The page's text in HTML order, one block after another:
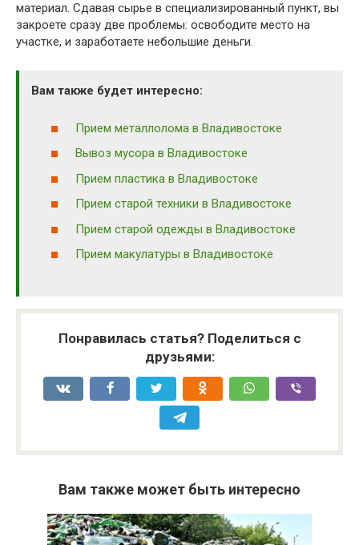
материал. Сдавая сырье в специализированный пункт, вы
закроете сразу две проблемы: освободите место на
участке, и заработаете небольшие деньги.
Вам также будет интересно:
Прием металлолома в Владивостоке
Вывоз мусора в Владивостоке
Прием пластика в Владивостоке
Прием старой техники в Владивостоке
Прием старой одежды в Владивостоке
Прием макулатуры в Владивостоке
Понравилась статья? Поделиться с
друзьями:
Вам также может быть интересно